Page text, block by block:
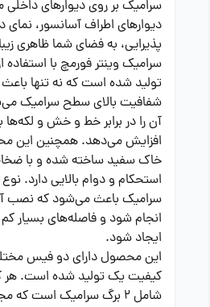
سرامیک بر روی دیوارهای داخلی
دیوارهای اطراف آسانسور،
پذیرایی، به فضای شما ظاهری
سرامیک وینتر فورمچ با استفاده
تولید شده است که نه تنها
شفافیت بالای سطح سرامیک
آن را در برابر خط و خش و
افزایش می‌دهد. همچنین این
استحکام و دوام بالایی دارد.
سرامیک باعث می‌شود که نصب
انجام شود و فاصله‌های بسیار
ایجاد شود.
این محصول دارای دو فیس
کیفیت یک تولید شده است. هر